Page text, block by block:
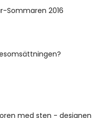
Sommaren 2016
med sten - designen